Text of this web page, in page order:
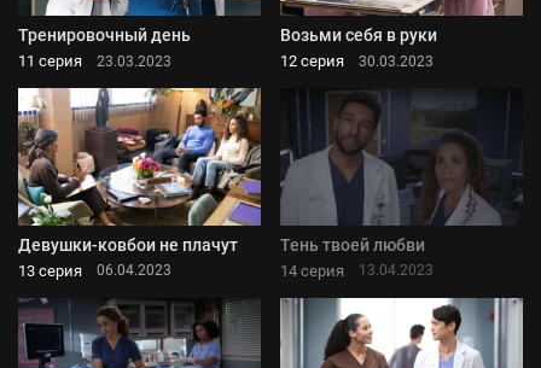
Тренировочный день
11 серия 23.03.2023
Возьми себя в руки
12 серия 30.03.2023
Девушки-ковбои не плачут
13 серия 06.04.2023
Тень твоей любви
14 серия 13.04.2023